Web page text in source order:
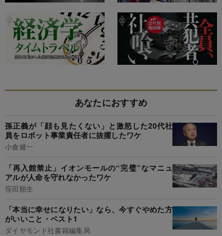
あなたにおすすめ
孫正義が「顔も見たくない」と激怒した20代社
員をロボット事業責任者に抜擢したワケ
小倉健一
「再入館禁止」イオンモールの“完璧”なマニュ
アルが人命を守れなかったワケ
窪田順生
「本当に幸せになりたい」なら、今すぐやめた方
がいいこと・ベスト1
ダイヤモンド社書籍編集局